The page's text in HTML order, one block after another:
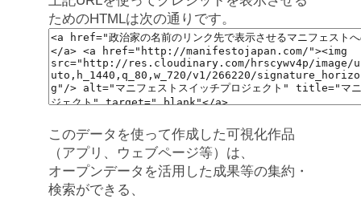
ためのHTMLは次の通りです。
このデータを使って作成した可視化作品
（アプリ、ウェブページ等）は、
オープンデータを活用した成果等の集約・
検索ができる、